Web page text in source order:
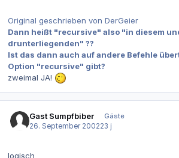
Original geschrieben von DerGeier
Dann heißt "recursive" also "in diesem
drunterliegenden" ??
Ist das dann auch auf andere Befehle
Option "recursive" gibt?
zweimal JA!
Gast Sumpfbiber
Gäste
26. September 200223 j
logisch